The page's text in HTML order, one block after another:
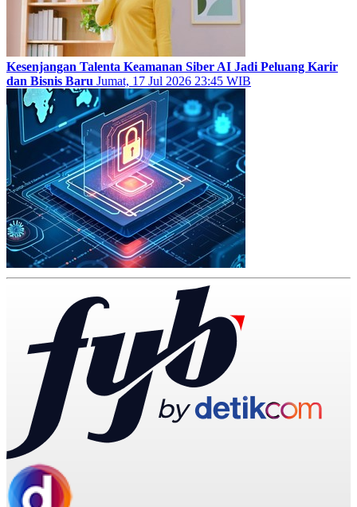
Kesenjangan Talenta Keamanan Siber AI Jadi Peluang Karir
dan Bisnis Baru Jumat, 17 Jul 2026 23:45 WIB